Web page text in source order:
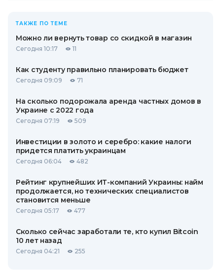
ТАКЖЕ ПО ТЕМЕ
Можно ли вернуть товар со скидкой в ​​магазин
Сегодня 10:17 11
Как студенту правильно планировать бюджет
Сегодня 09:09 71
На сколько подорожала аренда частных домов в
Украине с 2022 года
Сегодня 07:19 509
Инвестиции в золото и серебро: какие налоги
придется платить украинцам
Сегодня 06:04 482
Рейтинг крупнейших ИТ-компаний Украины: найм
продолжается, но технических специалистов
становится меньше
Сегодня 05:17 477
Сколько сейчас заработали те, кто купил Bitcoin
10 лет назад
Сегодня 04:21 255